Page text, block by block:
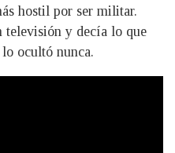
hostil por ser militar.
televisión y decía lo que
ocultó nunca.